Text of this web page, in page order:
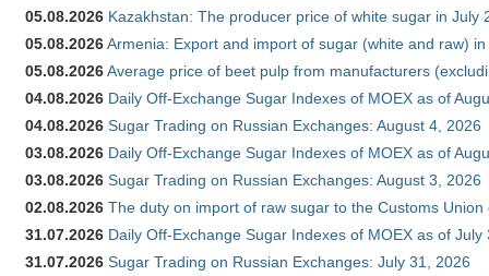
05.08.2026 Kazakhstan: The producer price of white sugar in July
05.08.2026Armenia: Export and import of sugar (white and raw)
05.08.2026Average price of beet pulp from manufacturers
04.08.2026 Daily Off-Exchange Sugar Indexes of MOEX as of
04.08.2026 Sugar Trading on Russian Exchanges: August 4, 2026
03.08.2026 Daily Off-Exchange Sugar Indexes of MOEX as of
03.08.2026 Sugar Trading on Russian Exchanges: August 3, 2026
02.08.2026 The duty on import of raw sugar to the Customs
31.07.2026 Daily Off-Exchange Sugar Indexes of MOEX as of July
31.07.2026 Sugar Trading on Russian Exchanges: July 31, 2026